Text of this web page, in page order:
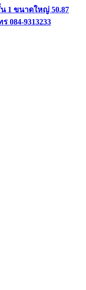
1 ขนาดใหญ่ 50.87
084-9313233